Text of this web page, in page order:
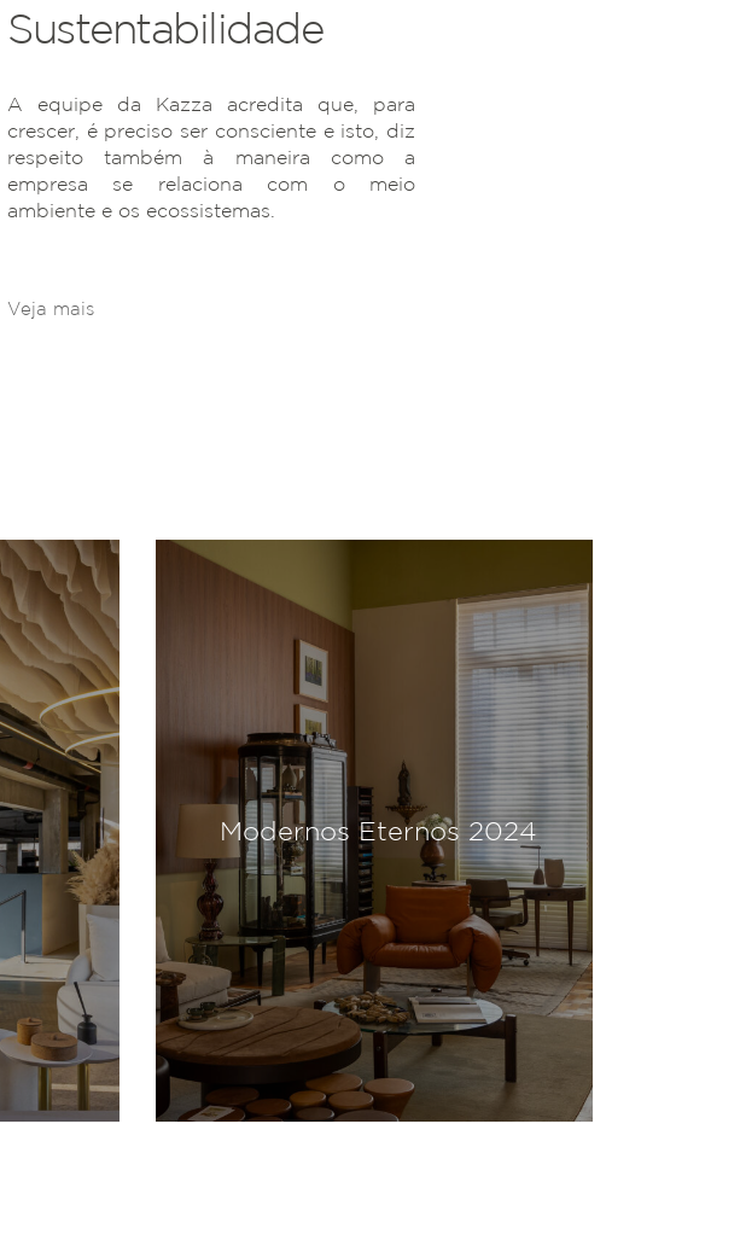
Sustentabilidade
A equipe da Kazza acredita que, para
crescer, é preciso ser consciente e isto, diz
respeito também à maneira como a
empresa se relaciona com o meio
ambiente e os ecossistemas.
Veja mais
Modernos Eternos 2024